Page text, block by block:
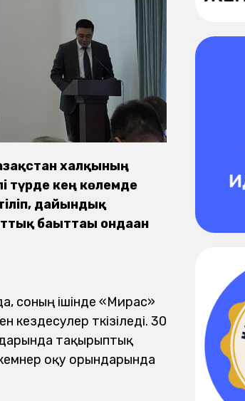
халқының
түрде кең көлемде
дайындық
бағыттағы ондаған
соның ішінде «Мирас»
өткізіледі. 30
тақырыптық
оқу орындарында